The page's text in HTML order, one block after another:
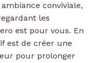
conviviale,
les
est pour vous. En
est de créer une
pour prolonger